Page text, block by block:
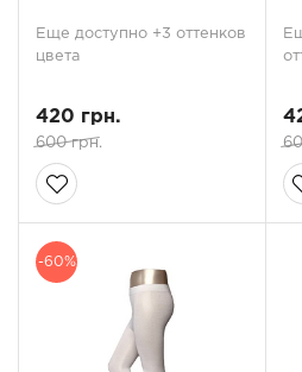
Еще доступно +3 оттенков
цвета
420 грн.
600 грн.
-60%